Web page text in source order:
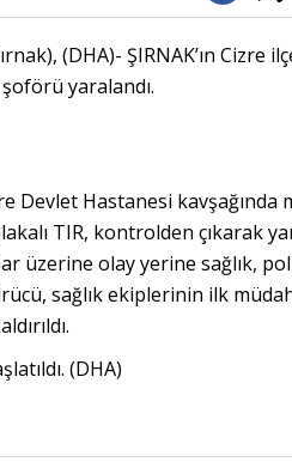
(DHA)- ŞIRNAK’ın Cizre
yaralandı.
Devlet Hastanesi kavşağında
TIR, kontrolden çıkarak
üzerine olay yerine sağlık,
sağlık ekiplerinin ilk
(DHA)